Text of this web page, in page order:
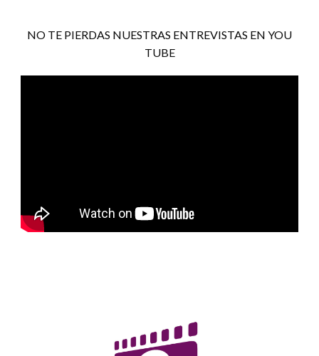
NO TE PIERDAS NUESTRAS ENTREVISTAS EN YOU
TUBE